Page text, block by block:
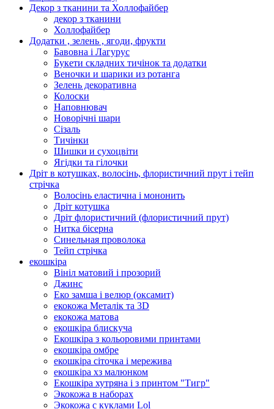
Декор з тканини та Холлофайбер
декор з тканини
Холлофайбер
Додатки , зелень , ягоди, фрукти
Бавовна і Лагурус
Букети складних тичінок та додатки
Веночки и шарики из ротанга
Зелень декоративна
Колоски
Наповнювач
Новорічні шари
Сізаль
Тичінки
Шишки и сухоцвіти
Ягідки та гілочки
Дріт в котушках, волосінь, флористичний прут і тейп
стрічка
Волосінь еластична і мононить
Дріт котушка
Дріт флористичний (флористичний прут)
Нитка бісерна
Синельная проволока
Тейп стрічка
екошкіра
Вініл матовий і прозорий
Джинс
Еко замша і велюр (оксамит)
екокожа Металік та 3D
екокожа матова
екошкіра блискуча
Екошкіра з кольоровими принтами
екошкіра омбре
екошкіра сіточка і мережива
екошкіра хз малюнком
Екошкіра хутряна і з принтом "Тигр"
Экокожа в наборах
Экокожа с куклами Lol